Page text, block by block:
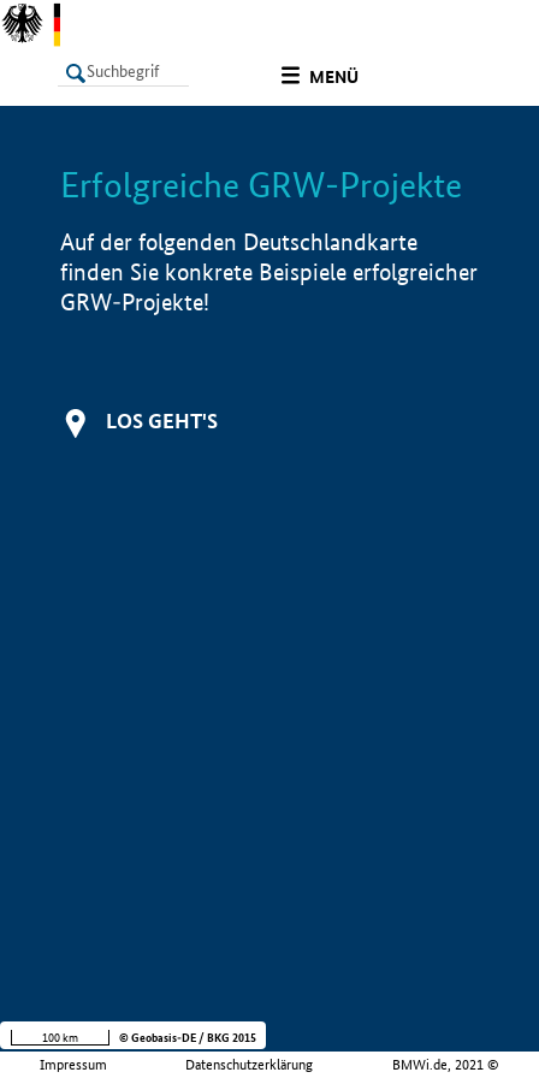
MENÜ
LISTE Info
Erfolgreiche GRW-Projekte
Auf der folgenden Deutschlandkarte
finden Sie konkrete Beispiele erfolgreicher
GRW-Projekte!
LOS GEHT'S
Impressum Datenschutzerklärung BMWi.de, 2021 ©
100 km © Geobasis-DE / BKG 2015